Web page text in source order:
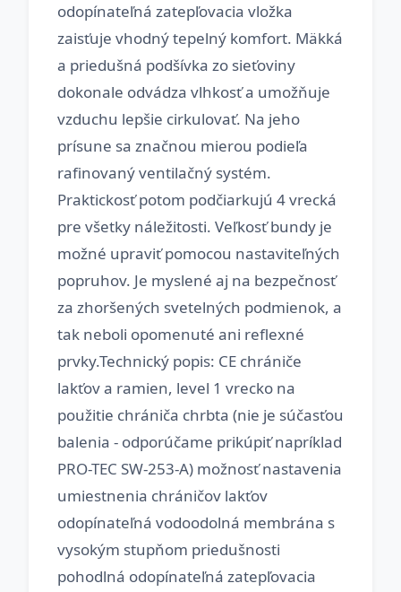
odopínateľná zatepľovacia vložka
zaisťuje vhodný tepelný komfort. Mäkká
a priedušná podšívka zo sieťoviny
dokonale odvádza vlhkosť a umožňuje
vzduchu lepšie cirkulovať. Na jeho
prísune sa značnou mierou podieľa
rafinovaný ventilačný systém.
Praktickosť potom podčiarkujú 4 vrecká
pre všetky náležitosti. Veľkosť bundy je
možné upraviť pomocou nastaviteľných
popruhov. Je myslené aj na bezpečnosť
za zhoršených svetelných podmienok, a
tak neboli opomenuté ani reflexné
prvky.Technický popis: CE chrániče
lakťov a ramien, level 1 vrecko na
použitie chrániča chrbta (nie je súčasťou
balenia - odporúčame prikúpiť napríklad
PRO-TEC SW-253-A) možnosť nastavenia
umiestnenia chráničov lakťov
odopínateľná vodoodolná membrána s
vysokým stupňom priedušnosti
pohodlná odopínateľná zatepľovacia